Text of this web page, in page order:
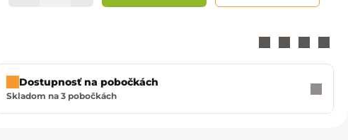
Prešov - Eperia 02/20 60 00 70
Prievidza - Korzo
Zavrieť
Dostupnosť na pobočkách
Skladom na 3 pobočkách